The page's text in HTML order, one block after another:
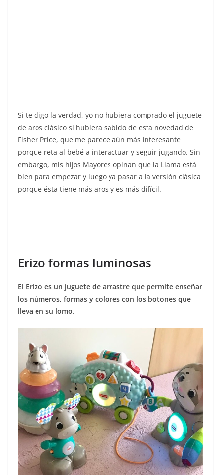
Si te digo la verdad, yo no hubiera comprado el juguete
de aros clásico si hubiera sabido de esta novedad de
Fisher Price, que me parece aún más interesante
porque reta al bebé a interactuar y seguir jugando. Sin
embargo, mis hijos Mayores opinan que la Llama está
bien para empezar y luego ya pasar a la versión clásica
porque ésta tiene más aros y es más difícil.
Erizo formas luminosas
El Erizo es un juguete de arrastre que permite enseñar
los números, formas y colores con los botones que
lleva en su lomo.